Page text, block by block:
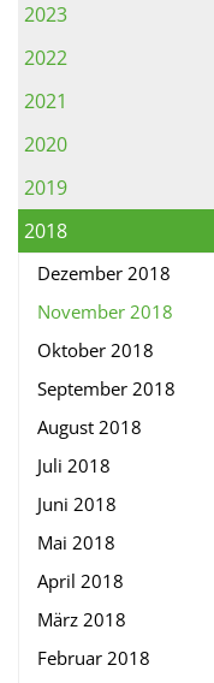
2023
2022
2021
2020
2019
2018
Dezember 2018
November 2018
Oktober 2018
September 2018
August 2018
Juli 2018
Juni 2018
Mai 2018
April 2018
März 2018
Februar 2018